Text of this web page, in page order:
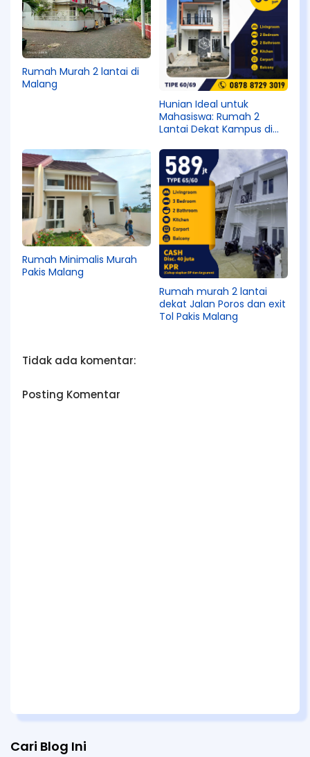
Rumah Murah 2 lantai di
Malang
Hunian Ideal untuk
Mahasiswa: Rumah 2
Lantai Dekat Kampus di
Rumah Minimalis Murah
Pakis Malang
Rumah murah 2 lantai
dekat Jalan Poros dan exit
Tol Pakis Malang
Tidak ada komentar:
Posting Komentar
Cari Blog Ini